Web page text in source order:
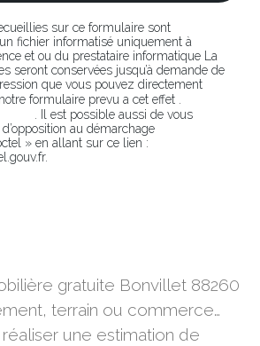
sur ce formulaire sont
fichier informatisé uniquement à
et ou du prestataire informatique La
seront conservées jusqu’à demande de
que vous pouvez directement
formulaire prevu a cet effet .
. Il est possible aussi de vous
au démarchage
» en allant sur ce lien :
gratuite Bonvillet 88260
terrain ou commerce…
une estimation de